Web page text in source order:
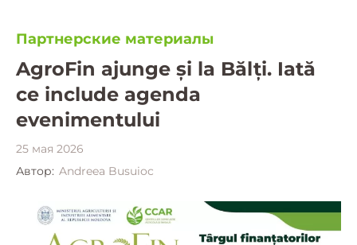
Партнерские материалы
AgroFin ajunge și la Bălți. Iată
ce include agenda
evenimentului
25 мая 2026
Автор: Andreea Busuioc